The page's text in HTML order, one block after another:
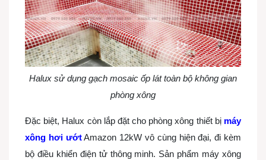
Halux sử dụng gạch mosaic ốp lát toàn bộ không gian
phòng xông
Đặc biệt, Halux còn lắp đặt cho phòng xông thiết bị máy
xông hơi ướtAmazon 12kW vô cùng hiện đại, đi kèm
bộ điều khiển điện tử thông minh. Sản phẩm máy xông